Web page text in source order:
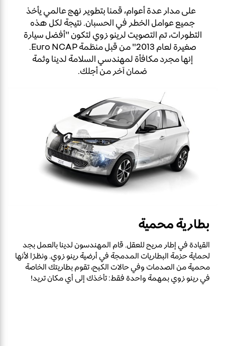
على مدار عدة أعوام، قمنا بتطوير نهج عالمي يأخذ
جميع عوامل الخطر في الحسبان. نتيجة لكل هذه
التطورات، تم التصويت لرينو زوي لتكون "أفضل سيارة
صغيرة لعام 2013" من قبل منظمة Euro NCAP.
إنها مجرد مكافأة لمهندسي السلامة لدينا وثمة
ضمان آخر من أجلك.
بطارية محمية
القيادة في إطار مريح للعقل. قام المهندسون لدينا بالعمل بجد
لحماية حزمة البطاريات المدمجة في أرضية رينو زوي. ونظرًا لأنها
محمية من الصدمات وفي حالات الكبح، تقوم بطاريتك الخاصة
في رينو زوي بمهمة واحدة فقط: تأخذك إلى أي مكان تريد!